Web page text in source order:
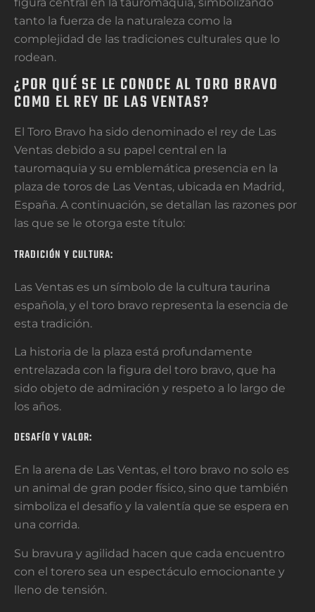
tanto la fuerza de la naturaleza como la
complejidad de las tradiciones culturales que lo
rodean.
¿POR QUÉ SE LE CONOCE AL TORO BRAVO
COMO EL REY DE LAS VENTAS?
El Toro Bravo ha sido denominado el rey de Las
Ventas debido a su papel central en la
tauromaquia y su emblemática presencia en la
plaza de toros de Las Ventas, ubicada en Madrid,
España. A continuación, se detallan las razones por
las que se le otorga este título:
TRADICIÓN Y CULTURA:
Las Ventas es un símbolo de la cultura taurina
española, y el toro bravo representa la esencia de
esta tradición.
La historia de la plaza está profundamente
entrelazada con la figura del toro bravo, que ha
sido objeto de admiración y respeto a lo largo de
los años.
DESAFÍO Y VALOR:
En la arena de Las Ventas, el toro bravo no solo es
un animal de gran poder físico, sino que también
simboliza el desafío y la valentía que se espera en
una corrida.
Su bravura y agilidad hacen que cada encuentro
con el torero sea un espectáculo emocionante y
lleno de tensión.